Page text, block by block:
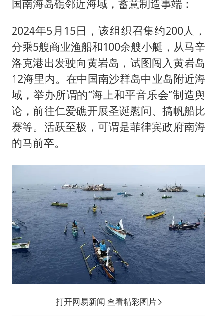
国南海岛礁邻近海域，蓄意制造事端：
2024年5月15日，该组织召集约200人，
分乘5艘商业渔船和100余艘小艇，从马辛
洛克港出发驶向黄岩岛，试图闯入黄岩岛
12海里内。在中国南沙群岛中业岛附近海
域，举办所谓的“海上和平音乐会”制造舆
论，前往仁爱礁开展圣诞慰问、搞帆船比
赛等。活跃至极，可谓是菲律宾政府南海
的马前卒。
打开网易新闻 查看精彩图片